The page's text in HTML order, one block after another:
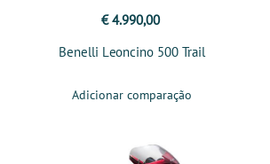
€ 4.990,00
Benelli Leoncino 500 Trail
Adicionar comparação